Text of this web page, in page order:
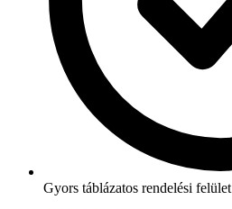
Gyors táblázatos rendelési felület